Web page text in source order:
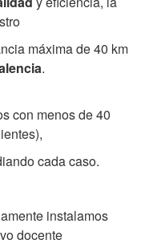
máxima de 40 km
.
con menos de 40
cada caso.
instalamos
docente